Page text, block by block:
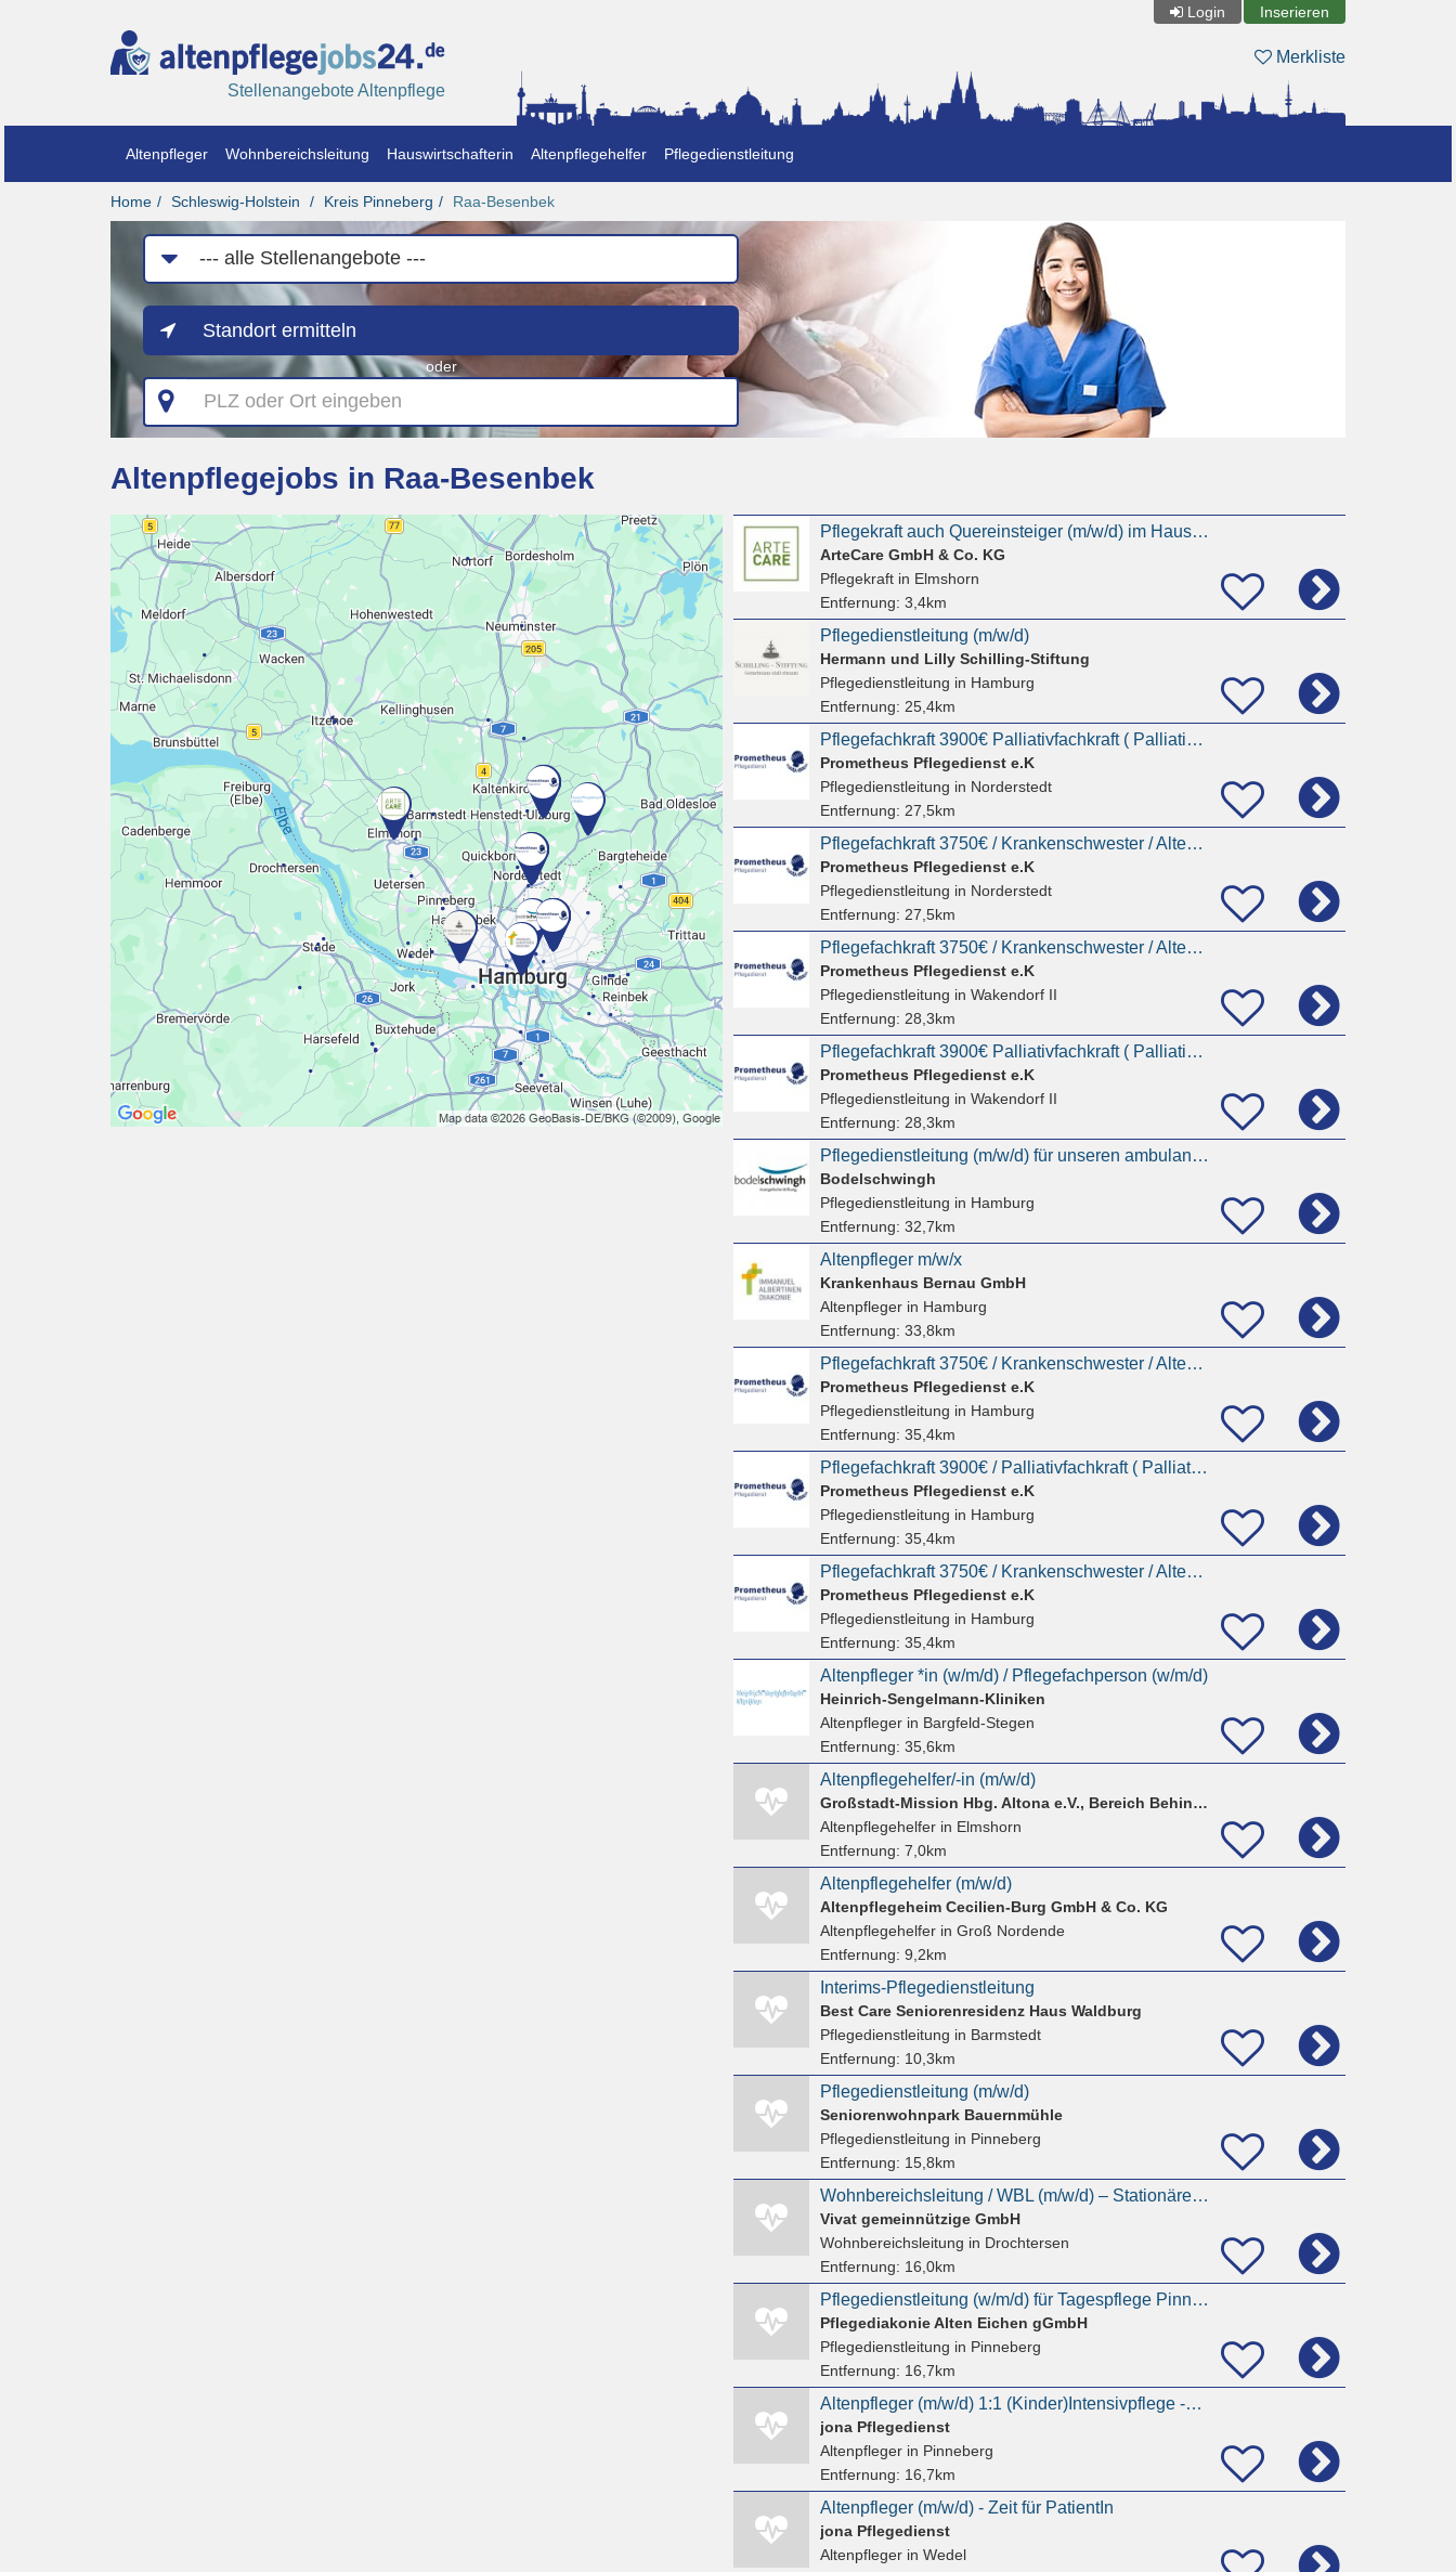
Login Inserieren
Stellenangebote Altenpflege
Merkliste
Altenpfleger Wohnbereichsleitung Hauswirtschafterin Altenpflegehelfer Pflegedienstleitung
Home Schleswig-Holstein Kreis Pinneberg Raa-Besenbek
Job-
Kategorie
Standort ermitteln
oder
PLZ
oder
Ort
Altenpflegejobs in Raa-Besenbek
Pflegekraft auch Quereinsteiger (m/w/d) im Haus Flora
ArteCare GmbH & Co. KG
Pflegekraftin Elmshorn
Entfernung: 3,4km
Pflegedienstleitung (m/w/d)
Hermann und Lilly Schilling-Stiftung
Pflegedienstleitung in Hamburg
Entfernung: 25,4km
Pflegefachkraft 3900€ Palliativfachkraft ( Palliative Care ) / Krankenschwester / Altenpflegerin
Prometheus Pflegedienst e.K
Pflegedienstleitung in Norderstedt
Entfernung: 27,5km
Pflegefachkraft 3750€ / Krankenschwester / Altenpflegerin / Krankenpfleger || Pflegedienstleitung
Prometheus Pflegedienst e.K
Pflegedienstleitung in Norderstedt
Entfernung: 27,5km
Pflegefachkraft 3750€ / Krankenschwester / Altenpflegerin / Krankenpfleger || Pflegedienstleitung
Prometheus Pflegedienst e.K
Pflegedienstleitung in Wakendorf II
Entfernung: 28,3km
Pflegefachkraft 3900€ Palliativfachkraft ( Palliative Care ) / Krankenschwester / Altenpflegerin
Prometheus Pflegedienst e.K
Pflegedienstleitung in Wakendorf II
Entfernung: 28,3km
Pflegedienstleitung (m/w/d) für unseren ambulanten Dienst am Standort Hamburg-Horn mind. 32 Std -
Bodelschwingh
Pflegedienstleitung in Hamburg
Entfernung: 32,7km
Altenpfleger m/w/x
Krankenhaus Bernau GmbH
Altenpflegerin Hamburg
Entfernung: 33,8km
Pflegefachkraft 3750€ / Krankenschwester / Altenpflegerin / Krankenpfleger || Pflegedienstleitung
Prometheus Pflegedienst e.K
Pflegedienstleitung in Hamburg
Entfernung: 35,4km
Pflegefachkraft 3900€ / Palliativfachkraft ( Palliative Care ) / Krankenschwester /
Prometheus Pflegedienst e.K
Pflegedienstleitung in Hamburg
Entfernung: 35,4km
Pflegefachkraft 3750€ / Krankenschwester / Altenpflegerin / Krankenpfleger || Pflegedienstleitung
Prometheus Pflegedienst e.K
Pflegedienstleitung in Hamburg
Entfernung: 35,4km
Altenpfleger *in (w/m/d) / Pflegefachperson (w/m/d)
Heinrich-Sengelmann-Kliniken
Altenpflegerin Bargfeld-Stegen
Entfernung: 35,6km
Altenpflegehelfer/-in (m/w/d)
Großstadt-Mission Hbg. Altona e.V., Bereich Behindertenhilfe
Altenpflegehelferin Elmshorn
Entfernung: 7,0km
Altenpflegehelfer (m/w/d)
Altenpflegeheim Cecilien-Burg GmbH & Co. KG
Altenpflegehelferin Groß Nordende
Entfernung: 9,2km
Interims-Pflegedienstleitung
Best Care Seniorenresidenz Haus Waldburg
Pflegedienstleitung in Barmstedt
Entfernung: 10,3km
Pflegedienstleitung (m/w/d)
Seniorenwohnpark Bauernmühle
Pflegedienstleitung in Pinneberg
Entfernung: 15,8km
Wohnbereichsleitung / WBL (m/w/d) – Stationäre Pflege – Drochtersen
Vivat gemeinnützige GmbH
Wohnbereichsleitung in Drochtersen
Entfernung: 16,0km
Pflegedienstleitung (w/m/d) für Tagespflege Pinneberg in TZ
Pflegediakonie Alten Eichen gGmbH
Pflegedienstleitung in Pinneberg
Entfernung: 16,7km
Altenpfleger (m/w/d) 1:1 (Kinder)Intensivpflege -Zeit für PatientIn
jona Pflegedienst
Altenpflegerin Pinneberg
Entfernung: 16,7km
Altenpfleger (m/w/d) - Zeit für PatientIn
jona Pflegedienst
Altenpflegerin Wedel